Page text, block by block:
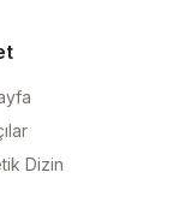
Dizin